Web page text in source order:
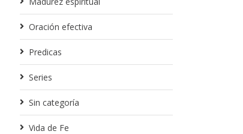
Oración efectiva
Predicas
Series
Sin categoría
Vida de Fe